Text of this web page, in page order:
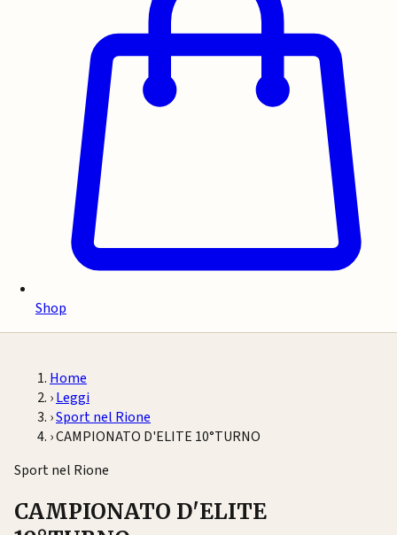
Shop
Home
›Leggi
›Sport nel Rione
›CAMPIONATO D'ELITE 10°TURNO
Sport nel Rione
CAMPIONATO D'ELITE